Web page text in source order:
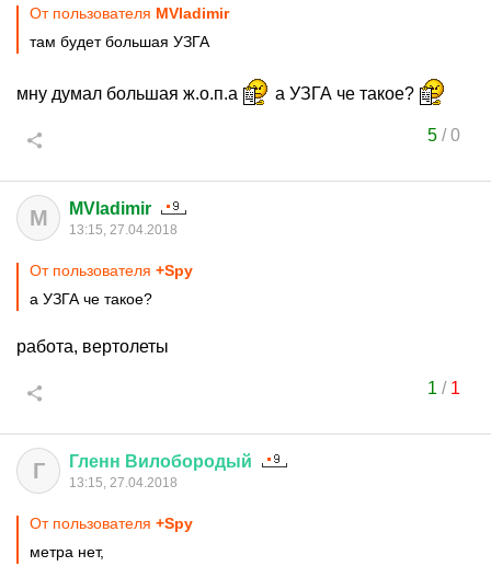
От пользователя MVladimir
там будет большая УЗГА
мну думал большая ж.о.п.а а УЗГА че такое?
5/0
M MVladimir
13:15, 27.04.2018
От пользователя +Spy
а УЗГА че такое?
работа, вертолеты
1 / 1
Г Гленн Вилобородый
13:15, 27.04.2018
От пользователя +Spy
метра нет,